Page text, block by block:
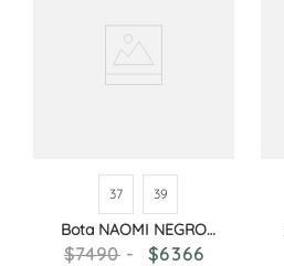
37 39
Bota NAOMI NEGRO
CROCO CHAROL
7490
6366